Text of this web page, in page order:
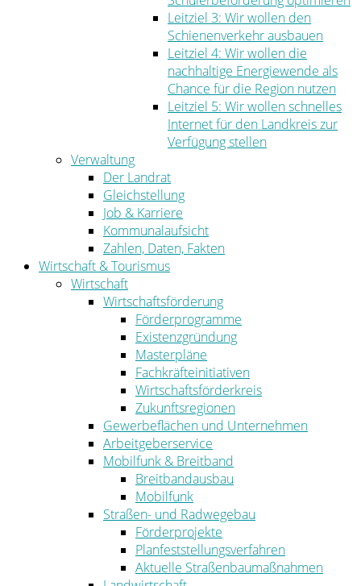
Leitziel 3: Wir wollen den
Schienenverkehr ausbauen
Leitziel 4: Wir wollen die
nachhaltige Energiewende als
Chance für die Region nutzen
Leitziel 5: Wir wollen schnelles
Internet für den Landkreis zur
Verfügung stellen
Verwaltung
Der Landrat
Gleichstellung
Job & Karriere
Kommunalaufsicht
Zahlen, Daten, Fakten
Wirtschaft & Tourismus
Wirtschaft
Wirtschaftsförderung
Förderprogramme
Existenzgründung
Masterpläne
Fachkräfteinitiativen
Wirtschaftsförderkreis
Zukunftsregionen
Gewerbeflächen und Unternehmen
Arbeitgeberservice
Mobilfunk & Breitband
Breitbandausbau
Mobilfunk
Straßen- und Radwegebau
Förderprojekte
Planfeststellungsverfahren
Aktuelle Straßenbaumaßnahmen